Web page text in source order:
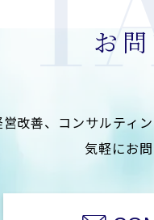
お
改善、コンサルティン
気軽にお